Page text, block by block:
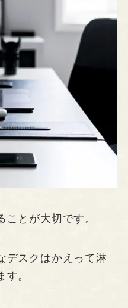
とが大切です。
デスクはかえって淋
。